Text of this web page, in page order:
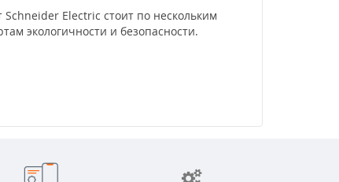
Electric стоит по нескольким
экологичности и безопасности.